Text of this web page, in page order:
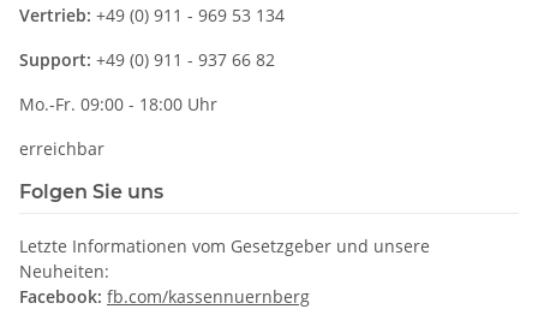
Vertrieb: +49 (0) 911 - 969 53 134
Support: +49 (0) 911 - 937 66 82
Mo.-Fr. 09:00 - 18:00 Uhr
erreichbar
Folgen Sie uns
Letzte Informationen vom Gesetzgeber und unsere
Neuheiten:
Facebook: fb.com/kassennuernberg